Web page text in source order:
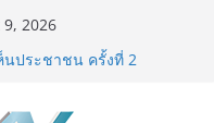
2026
าร “คืนความชุ่มชื้นให้กับ